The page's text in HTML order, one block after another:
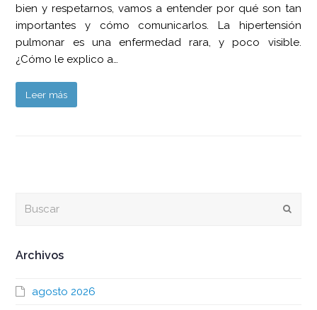
bien y respetarnos, vamos a entender por qué son tan
importantes y cómo comunicarlos. La hipertensión
pulmonar es una enfermedad rara, y poco visible.
¿Cómo le explico a…
Leer más
Archivos
agosto 2026